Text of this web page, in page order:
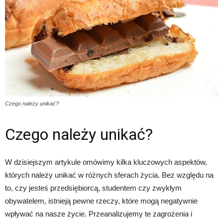
Czego należy unikać?
Czego należy unikać?
W dzisiejszym artykule omówimy kilka kluczowych aspektów,
których należy unikać w różnych sferach życia. Bez względu na
to, czy jesteś przedsiębiorcą, studentem czy zwykłym
obywatelem, istnieją pewne rzeczy, które mogą negatywnie
wpływać na nasze życie. Przeanalizujemy te zagrożenia i